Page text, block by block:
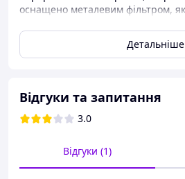
оснащено металевим фільтром,
переробленої кавової гущі
Металевий сітчастий фільтр
Два розміри - на 1-2 або 2-4
Детальніше
Відгуки та запитання
3.0
Відгуки (1)